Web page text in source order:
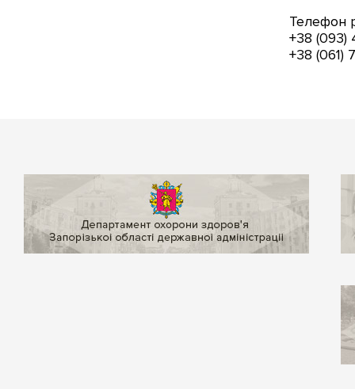
Телефон
+38 (093)
+38 (061)